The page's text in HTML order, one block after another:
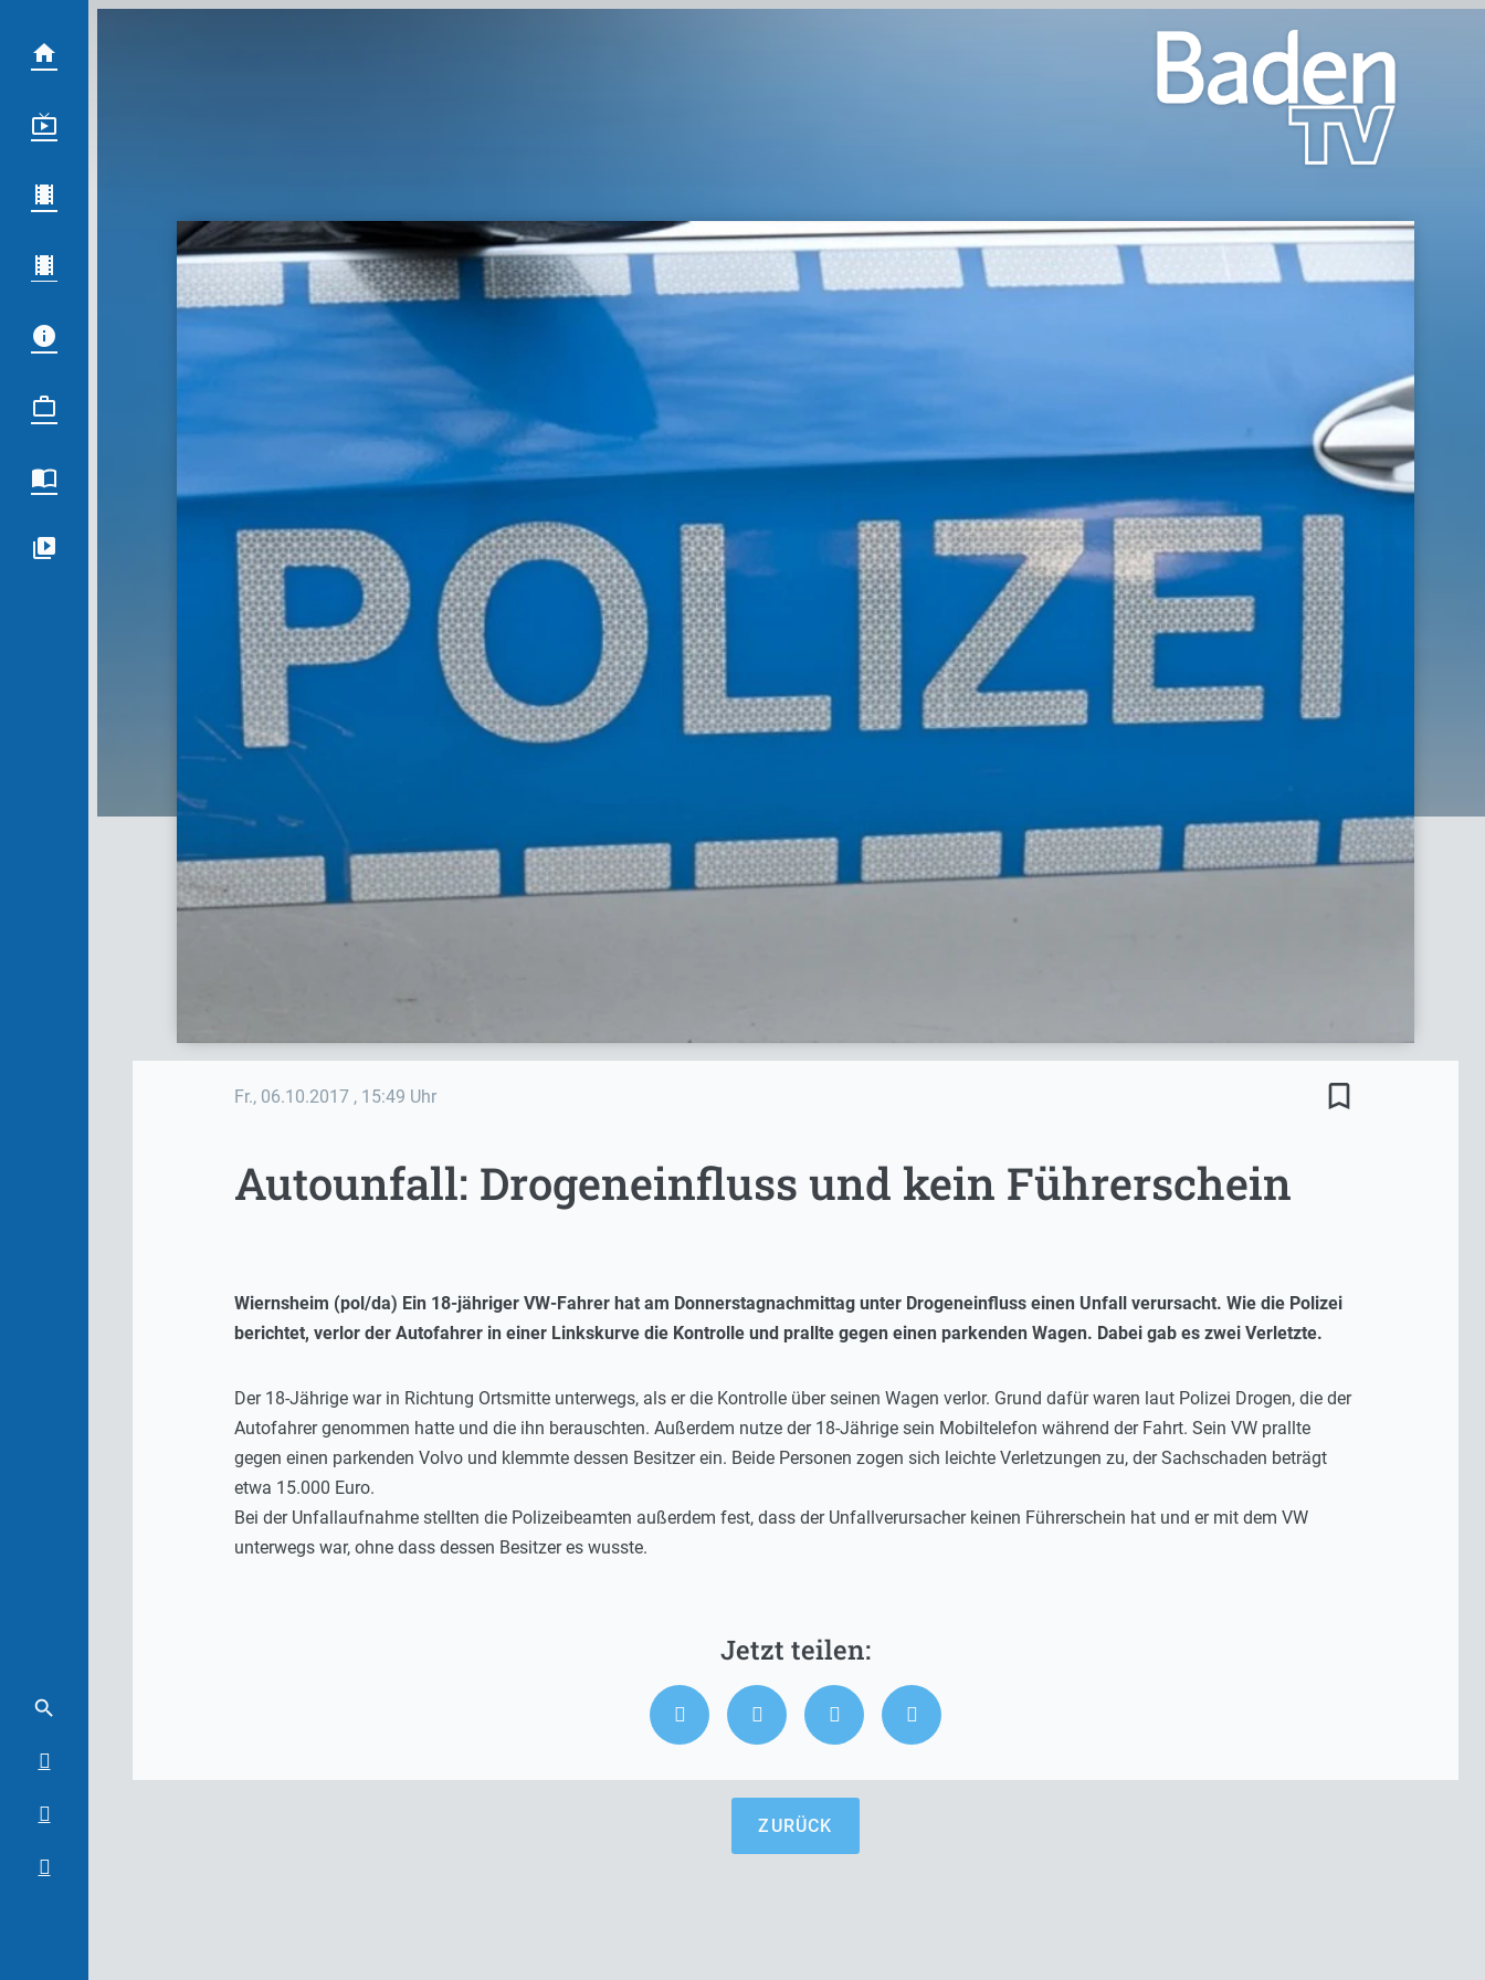
Fr., 06.10.2017 , 15:49 Uhr bookmark_border
Autounfall: Drogeneinfluss und kein Führerschein
Wiernsheim (pol/da) Ein 18-jähriger VW-Fahrer hat am Donnerstagnachmittag unter Drogeneinfluss einen Unfall verursacht. Wie die Polizei
berichtet, verlor der Autofahrer in einer Linkskurve die Kontrolle und prallte gegen einen parkenden Wagen. Dabei gab es zwei Verletzte.
Der 18-Jährige war in Richtung Ortsmitte unterwegs, als er die Kontrolle über seinen Wagen verlor. Grund dafür waren laut Polizei Drogen, die der
Autofahrer genommen hatte und die ihn berauschten. Außerdem nutze der 18-Jährige sein Mobiltelefon während der Fahrt. Sein VW prallte
gegen einen parkenden Volvo und klemmte dessen Besitzer ein. Beide Personen zogen sich leichte Verletzungen zu, der Sachschaden beträgt
etwa 15.000 Euro.
Bei der Unfallaufnahme stellten die Polizeibeamten außerdem fest, dass der Unfallverursacher keinen Führerschein hat und er mit dem VW
unterwegs war, ohne dass dessen Besitzer es wusste.
ZURÜCK